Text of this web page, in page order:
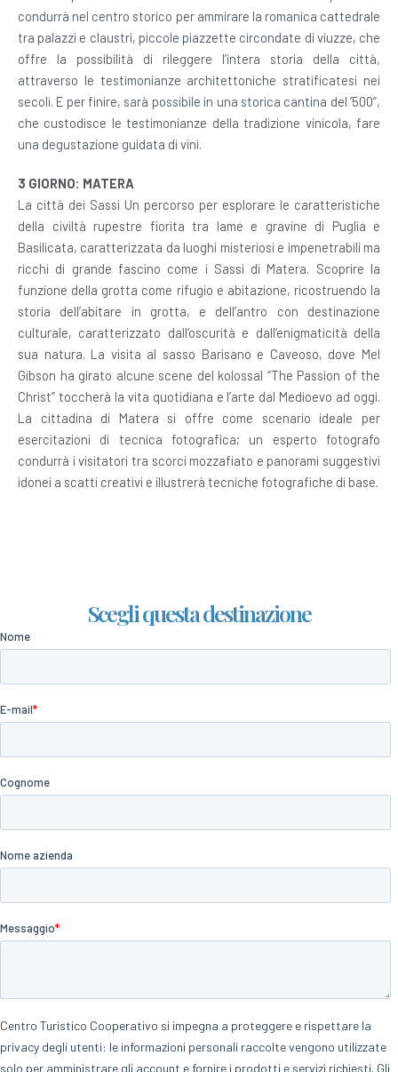
condurrà nel centro storico per ammirare la romanica cattedrale
tra palazzi e claustri, piccole piazzette circondate di viuzze, che
offre la possibilità di rileggere l’intera storia della città,
attraverso le testimonianze architettoniche stratificatesi nei
secoli. E per finire, sarà possibile in una storica cantina del ‘500”,
che custodisce le testimonianze della tradizione vinicola, fare
una degustazione guidata di vini.
3 GIORNO: MATERA
La città dei Sassi Un percorso per esplorare le caratteristiche
della civiltà rupestre fiorita tra lame e gravine di Puglia e
Basilicata, caratterizzata da luoghi misteriosi e impenetrabili ma
ricchi di grande fascino come i Sassi di Matera. Scoprire la
funzione della grotta come rifugio e abitazione, ricostruendo la
storia dell’abitare in grotta, e dell’antro con destinazione
culturale, caratterizzato dall’oscurità e dall’enigmaticità della
sua natura. La visita al sasso Barisano e Caveoso, dove Mel
Gibson ha girato alcune scene del kolossal “The Passion of the
Christ” toccherà la vita quotidiana e l’arte dal Medioevo ad oggi.
La cittadina di Matera si offre come scenario ideale per
esercitazioni di tecnica fotografica; un esperto fotografo
condurrà i visitatori tra scorci mozzafiato e panorami suggestivi
idonei a scatti creativi e illustrerà tecniche fotografiche di base.
Scegli questa destinazione